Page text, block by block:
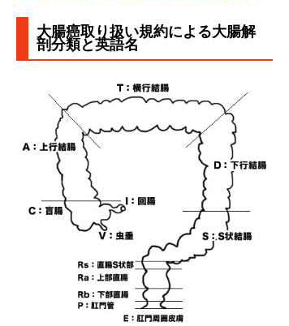
大腸癌取り扱い規約による大腸解
剖分類と英語名